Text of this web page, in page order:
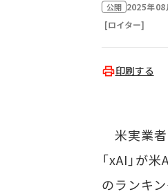
公開 2025年08
[ロイター]
印刷する
米実業者
「xAI」が
のランキ